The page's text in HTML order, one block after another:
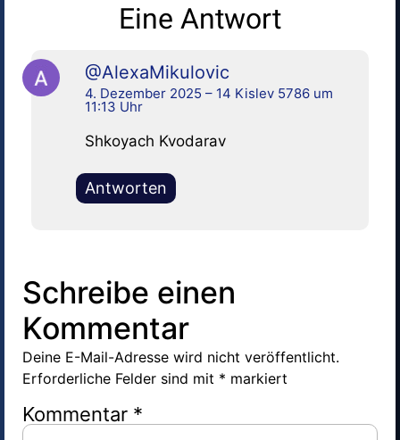
Eine Antwort
@AlexaMikulovic
4. Dezember 2025 – 14 Kislev 5786 um
11:13 Uhr
Shkoyach Kvodarav
Antworten
Schreibe einen
Kommentar
Deine E-Mail-Adresse wird nicht veröffentlicht.
Erforderliche Felder sind mit * markiert
Kommentar *